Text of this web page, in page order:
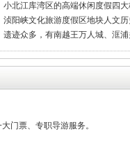
小北江库湾区的高端休闲度假四大
浈阳峡文化旅游度假区地块人文
遗迹众多，有南越王万人城、洭
门票、专职导游服务。